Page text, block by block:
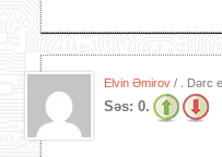
Elvin Əmirov / . Dərc
Səs: 0.